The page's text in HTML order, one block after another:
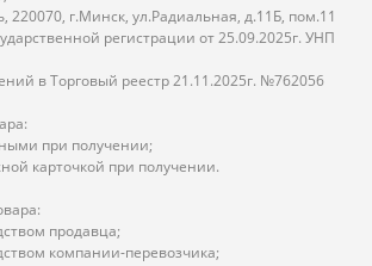
220070, г.Минск, ул.Радиальная, д.11Б, пом.11
регистрации от 25.09.2025г. УНП
в Торговый реестр 21.11.2025г. №762056
при получении;
карточкой при получении.
продавца;
компании-перевозчика;